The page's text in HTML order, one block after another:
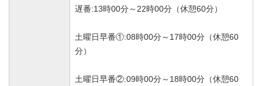
遅番:13時00分～22時00分（休憩60分）
土曜日早番①:08時00分～17時00分（休憩60
分）
土曜日早番②:09時00分～18時00分（休憩60